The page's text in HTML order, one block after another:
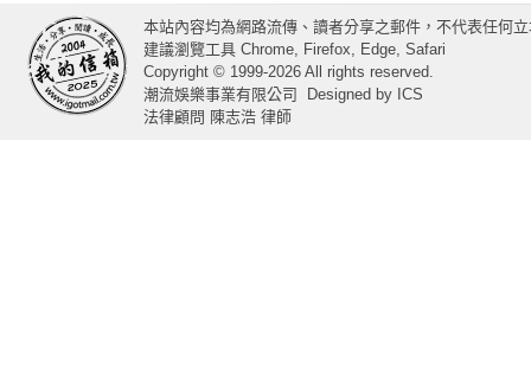
本站內容均為網路流傳、讀者分享之郵件，不代表任何
建議瀏覽工具 Chrome, Firefox, Edge, Safari
Copyright © 1999-2026 All rights reserved.
潮流娛樂事業有限公司
Designed by ICS
法律顧問 陳志浩 律師